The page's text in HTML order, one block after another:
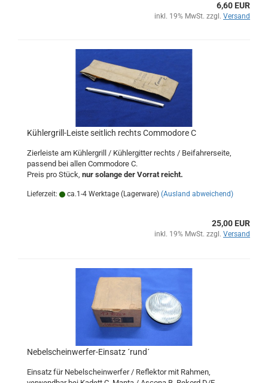
6,60 EUR
inkl. 19% MwSt. zzgl. Versand
Kühlergrill-Leiste seitlich rechts Commodore C
Zierleiste am Kühlergrill / Kühlergitter rechts / Beifahrerseite,
passend bei allen Commodore C.
Preis pro Stück, nur solange der Vorrat reicht.
Lieferzeit: ca.1-4 Werktage (Lagerware) (Ausland abweichend)
25,00 EUR
inkl. 19% MwSt. zzgl. Versand
Nebelscheinwerfer-Einsatz ´rund´
Einsatz für Nebelscheinwerfer / Reflektor mit Rahmen,